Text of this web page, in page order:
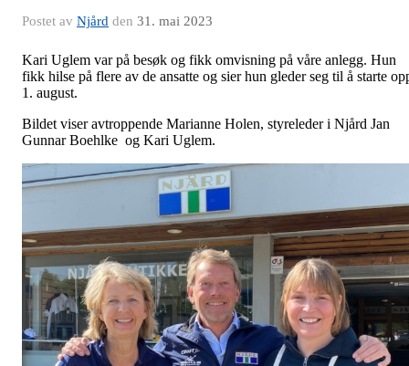
Postet av Njård den 31. mai 2023
Kari Uglem var på besøk og fikk omvisning på våre anlegg. Hun
fikk hilse på flere av de ansatte og sier hun gleder seg til å starte
1. august.
Bildet viser avtroppende Marianne Holen, styreleder i Njård Jan
Gunnar Boehlke og Kari Uglem.